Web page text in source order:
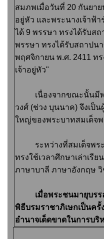
สมภพเมื่อวันที่ 20 กันยาย
อยู่หัว และพระนางเจ้าฟ้
ได้ 9 พรรษา ทรงได้รับส
พรรษา ทรงได้รับสถาปน
พฤศจิกายน พ.ศ. 2411 ท
เจ้าอยู่หัว"
เนื่องจากขณะนั้นมี
วงศ์ (ช่วง บุนนาค) จึงเป็
ใหญ่ของพระบาทสมเด็จ
ระหว่างที่สมเด็จพร
ทรงใช้เวลาศึกษาเล่าเรี
ภาษาบาลี ภาษาอังกฤษ
เมื่อพระชนมายุบร
พิธีบรมราชาภิเษกเป็นครั้
อำนาจเด็ดขาดในการบ